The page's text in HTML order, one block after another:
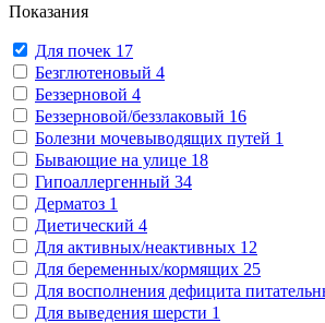
Показания
Для почек 17
Безглютеновый 4
Беззерновой 4
Беззерновой/беззлаковый 16
Болезни мочевыводящих путей 1
Бывающие на улице 18
Гипоаллергенный 34
Дерматоз 1
Диетический 4
Для активных/неактивных 12
Для беременных/кормящих 25
Для восполнения дефицита
Для выведения шерсти 1